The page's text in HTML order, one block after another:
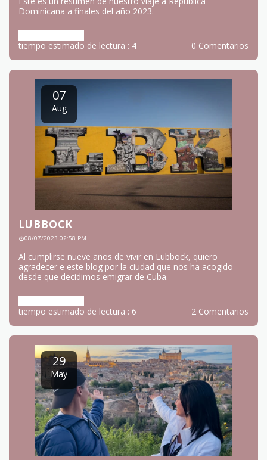
CELEBRANDO NUESTRO 30
ANIVERSARIO EN QUISQUEYA LA BELLA
Este es un resumen de nuestro viaje a República
Dominicana a finales del año 2023.
Más información
tiempo estimado de lectura : 4
07
Aug
LUBBOCK
Al cumplirse nueve años de vivir en Lubbock, quiero
agradecer e este blog por la ciudad que nos ha acogido
desde que decidimos emigrar de Cuba.
Más información
tiempo estimado de lectura : 6
2 Comentarios
29
May